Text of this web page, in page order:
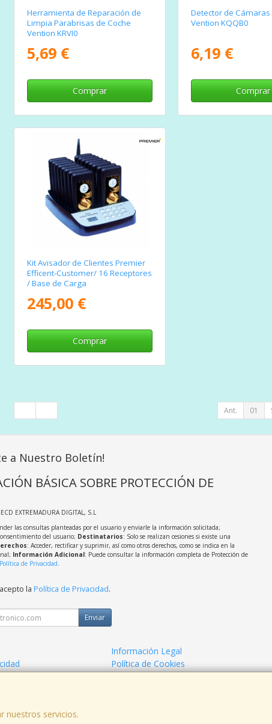
Herramienta de Reparación de
Limpia Parabrisas de Coche
Vention KRVI0
5,69 €
Comprar
Detector de Cámaras
Vention KQQB0
6,19 €
Comprar
Kit Avisador de Clientes Premier
Efficent-Customer/ 16 Receptores
/ Base de Carga
245,00 €
Comprar
Ant. 01
nuestros servicios.
a Nuestro Boletín!
BÁSICA SOBRE PROTECCIÓN DE
EXTREMADURA DIGITAL, S.L
las consultas planteadas por el usuario y enviarle la información solicitada;
del usuario; Destinatarios: Solo se realizan cesiones si existe una
: Acceder, rectificar y suprimir, así como otros derechos, como se indica en la
Información Adicional: Puede consultar la información completa de Protección de
Política de Privacidad.
la Política de Privacidad.
Enviar
Información Legal
Política de Cookies